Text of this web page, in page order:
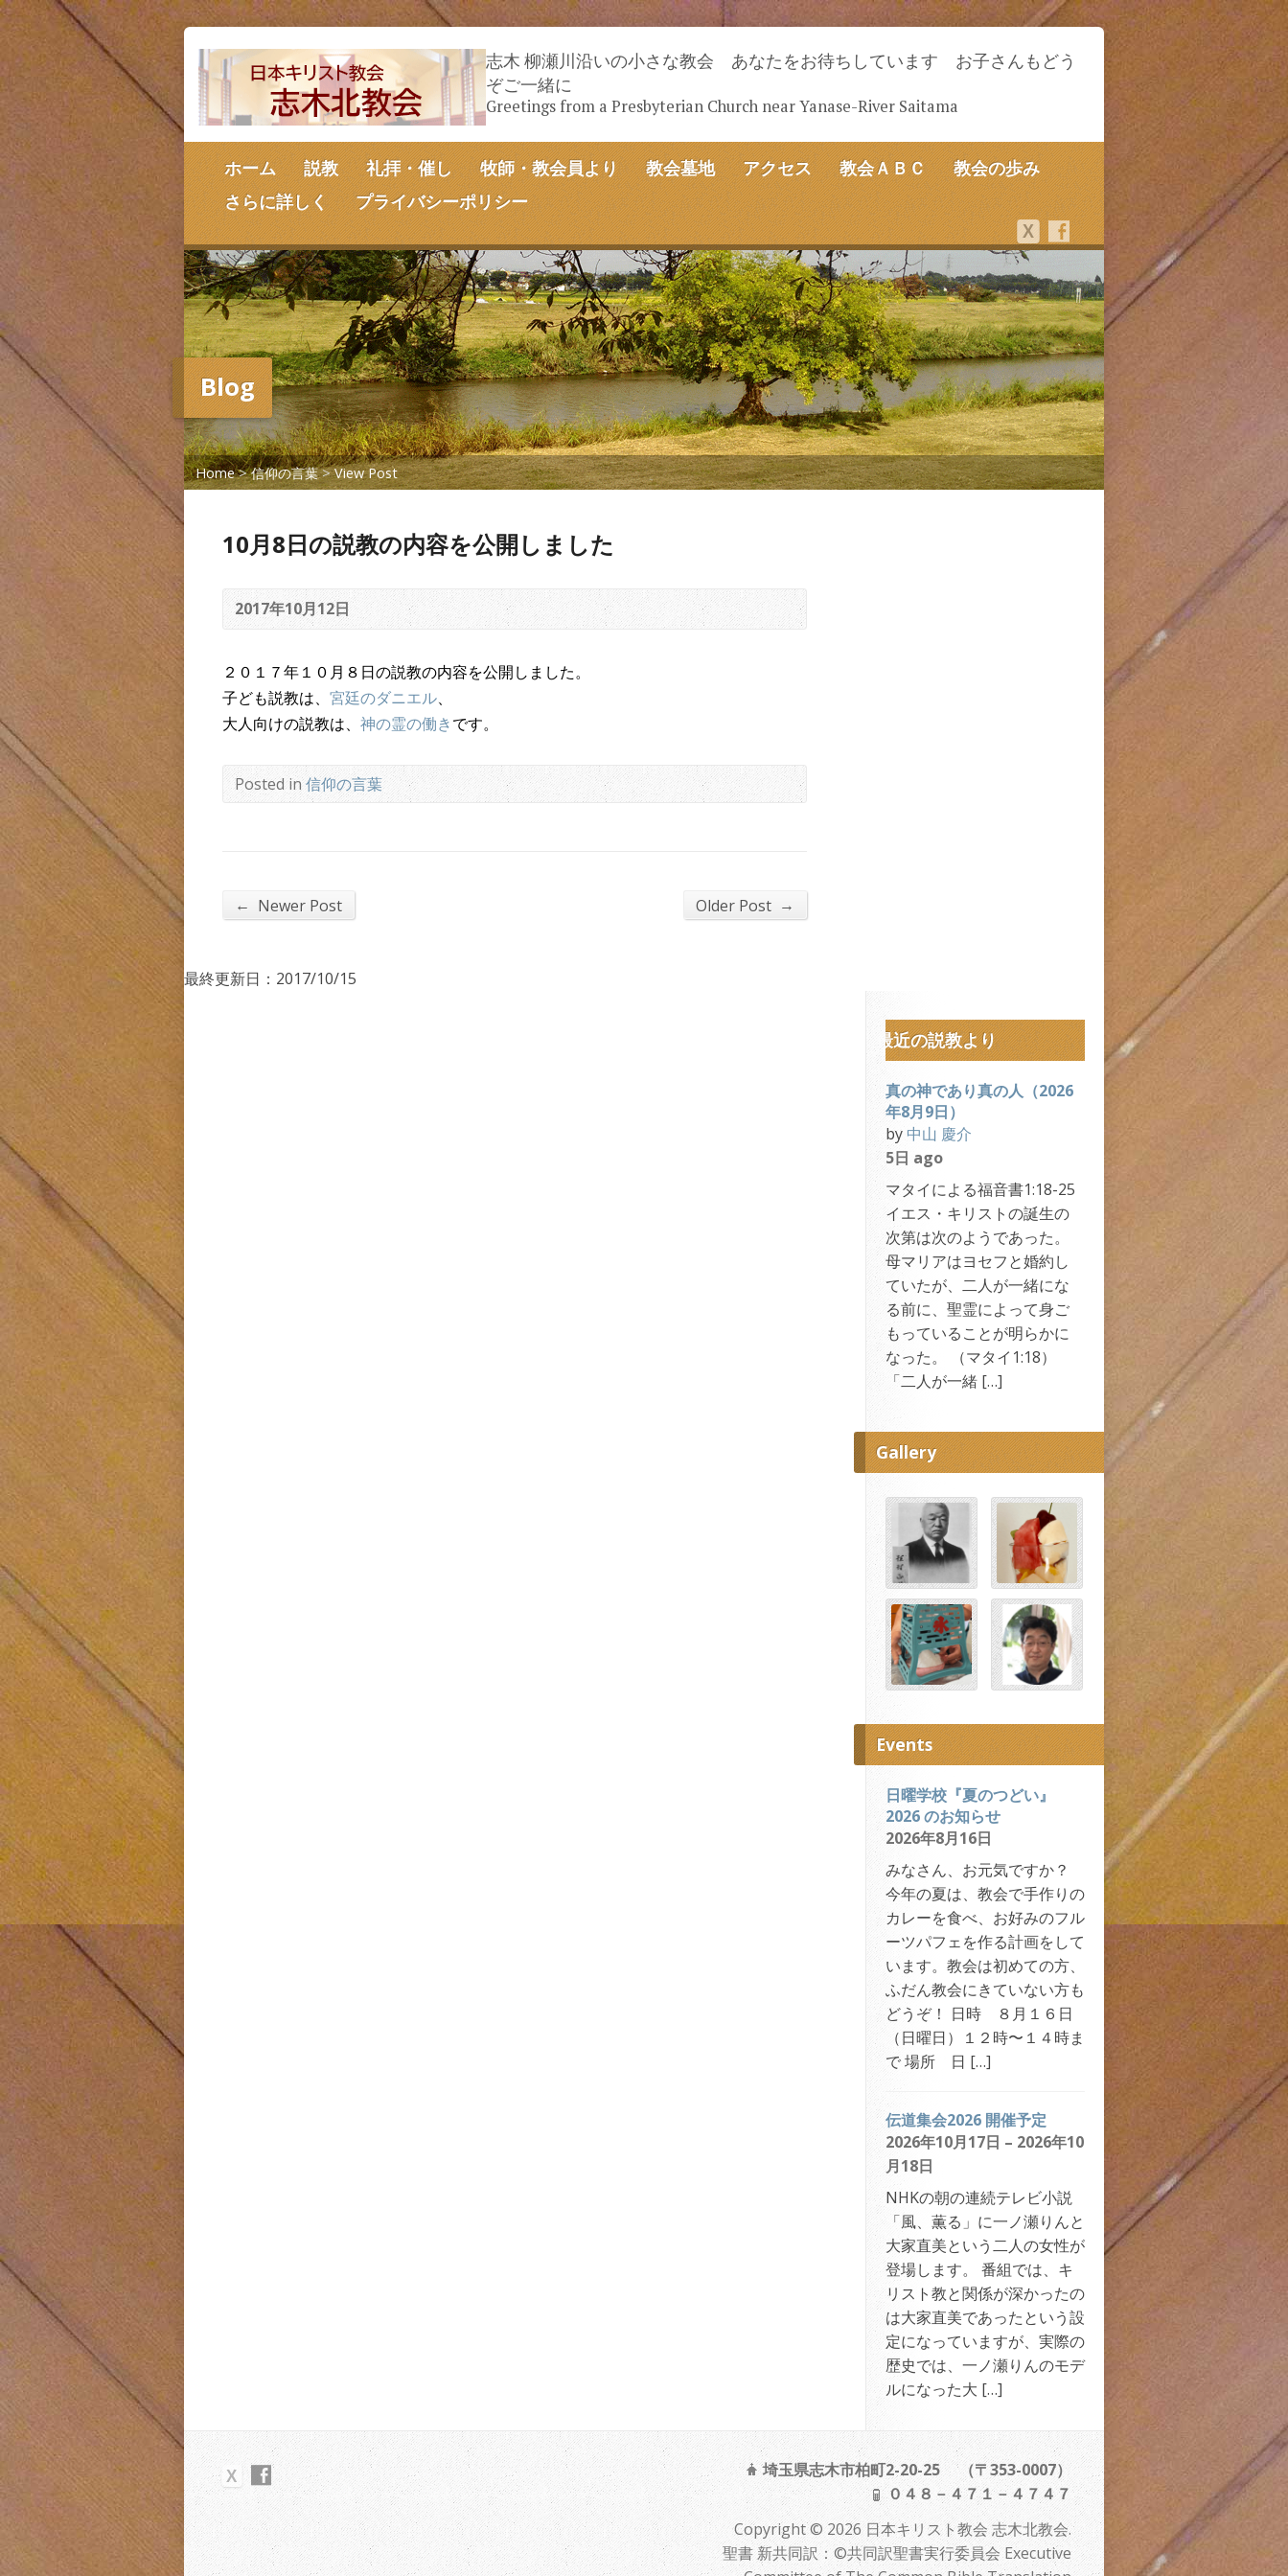
志木 柳瀬川沿いの小さな教会 あなたをお待ちしています お子さんもどう
ぞご一緒に
Greetings from a Presbyterian Church near Yanase-River Saitama
ホーム 説教 礼拝・催し 牧師・教会員より 教会墓地 アクセス 教会ＡＢＣ
教会の歩み
さらに詳しく
プライバシーポリシー
Blog
Home>信仰の言葉>View Post
10月8日の説教の内容を公開しました
2017年10月12日
２０１７年１０月８日の説教の内容を公開しました。
子ども説教は、 宮廷のダニエル、
大人向けの説教は、 神の霊の働きです。
Posted in信仰の言葉
← Newer Post Older Post →
最終更新日：2017/10/15
最近の説教より
真の神であり真の人（2026
年8月9日）
by 中山 慶介
5日 ago
マタイによる福音書1:18-25
イエス・キリストの誕生の
次第は次のようであった。
母マリアはヨセフと婚約し
ていたが、二人が一緒にな
る前に、聖霊によって身ご
もっていることが明らかに
なった。 （マタイ1:18）
「二人が一緒 […]
富の賢い用い方とは（2026
年8月2日）
2026年7月26日
ルカによる福音書16:1-9
「主人は、この不正な管理
人の抜け目のないやり方を
ほめた。」（ルカ16:8）
「抜け目のないやり方」と
いうのは、意味をわかりや
すくした翻訳です。ここに
書かれているホティ・フロ
ニモース・エポイエ […]
Gallery
Events
日曜学校『夏のつどい』
2026 のお知らせ
2026年8月16日
みなさん、お元気ですか？
今年の夏は、教会で手作りの
カレーを食べ、お好みのフル
ーツパフェを作る計画をして
います。教会は初めての方、
ふだん教会にきていない方も
どうぞ！ 日時 ８月１６日
（日曜日）１２時〜１４時ま
で 場所 日 […]
伝道集会2026 開催予定
2026年10月17日 – 2026年10
月18日
NHKの朝の連続テレビ小説
「風、薫る」に一ノ瀬りんと
大家直美という二人の女性が
登場します。 番組では、キ
リスト教と関係が深かったの
は大家直美であったという設
定になっていますが、実際の
歴史では、一ノ瀬りんのモデ
ルになった大 […]
埼玉県志木市柏町2-20-25 （〒353-0007）
０４８－４７１－４７４７
Copyright © 2026 日本キリスト教会 志木北教会.
聖書 新共同訳：©共同訳聖書実行委員会 Executive